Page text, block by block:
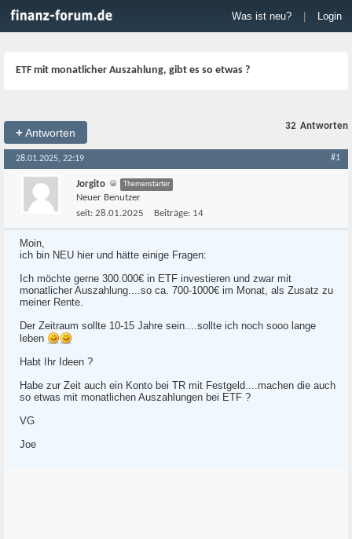
Was ist neu? Login
ETF mit monatlicher Auszahlung, gibt es so etwas ?
+Antworten
32 Antworten
28.01.2025, 22:19 #1
Jorgito Themenstarter
Neuer Benutzer
seit: 28.01.2025 Beiträge: 14
Moin,
ich bin NEU hier und hätte einige Fragen:
Ich möchte gerne 300.000€ in ETF investieren und zwar mit
monatlicher Auszahlung....so ca. 700-1000€ im Monat, als Zusatz zu
meiner Rente.
Der Zeitraum sollte 10-15 Jahre sein....sollte ich noch sooo lange
leben
Habt Ihr Ideen ?
Habe zur Zeit auch ein Konto bei TR mit Festgeld....machen die auch
so etwas mit monatlichen Auszahlungen bei ETF ?
VG
Joe